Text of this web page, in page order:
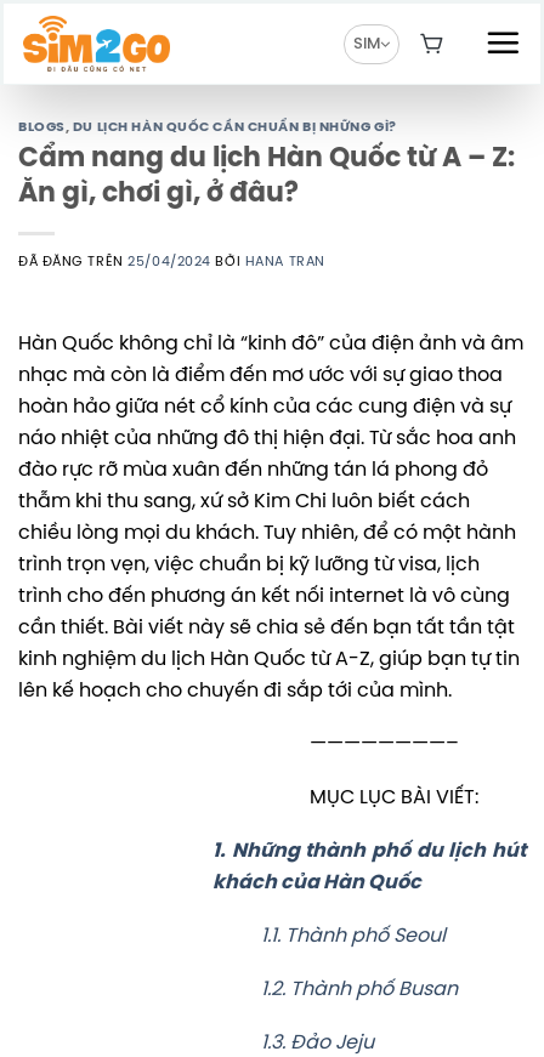
Chuyển
đến
SIM
BLOGS, DU LỊCH HÀN QUỐC CẦN CHUẨN BỊ NHỮNG GÌ?
Cẩm nang du lịch Hàn Quốc từ A – Z:
Ăn gì, chơi gì, ở đâu?
ĐÃ ĐĂNG TRÊN25/04/2024 BỞI HANA TRAN
Hàn Quốc không chỉ là “kinh đô” của điện ảnh và âm
nhạc mà còn là điểm đến mơ ước với sự giao thoa
hoàn hảo giữa nét cổ kính của các cung điện và sự
náo nhiệt của những đô thị hiện đại. Từ sắc hoa anh
đào rực rỡ mùa xuân đến những tán lá phong đỏ
thẫm khi thu sang, xứ sở Kim Chi luôn biết cách
chiều lòng mọi du khách. Tuy nhiên, để có một hành
trình trọn vẹn, việc chuẩn bị kỹ lưỡng từ visa, lịch
trình cho đến phương án kết nối internet là vô cùng
cần thiết. Bài viết này sẽ chia sẻ đến bạn tất tần tật
kinh nghiệm du lịch Hàn Quốc từ A-Z, giúp bạn tự tin
lên kế hoạch cho chuyến đi sắp tới của mình.
————————–
MỤC LỤC BÀI VIẾT:
1. Những thành phố du lịch hút
khách của Hàn Quốc
1.1. Thành phố Seoul
1.2. Thành phố Busan
1.3. Đảo Jeju